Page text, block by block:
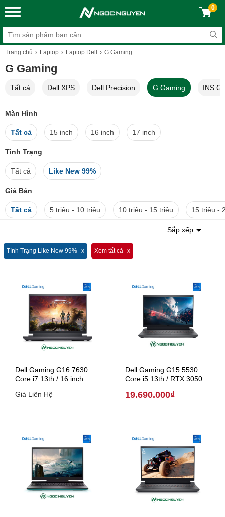
0
Trang chủ Laptop Laptop Dell G Gaming
G Gaming
Tất cả Dell XPS Dell Precision G Gaming INS
Màn Hình
Tất cả 15 inch 16 inch 17 inch
Tình Trạng
Tất cả Like New 99%
Giá Bán
Tất cả 5 triệu - 10 triệu 10 triệu - 15 triệu 15 triệu -
Sắp xếp
Tình Trạng Like New 99% Xem tất cả
Dell Gaming G16 7630
Core i7 13th / 16 inch
Giá Liên Hệ
Dell Gaming G15 5530
Core i5 13th / RTX 3050 /
19.690.000₫